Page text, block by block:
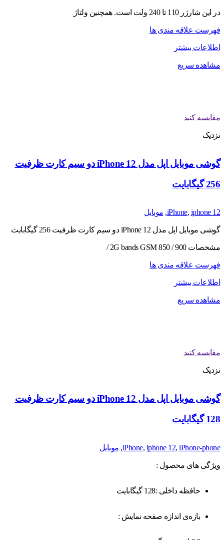
در این شارژر 110 تا 240 ولت است. همچنین ولتاژ
فهرست علاقه مندی ها
اطلاعات بیشتر
مشاهده سریع
مقایسه کنید
نزدیک
گوشی موبایل اپل مدل iPhone 12 دو سیم‌ کارت ظرفیت
256 گیگابایت
iPhone, iphone 12
, موبایل
گوشی موبایل اپل مدل iPhone 12 دو سیم‌ کارت ظرفیت 256 گیگابایت
مشخصات 2G bands GSM 850 / 900 /
فهرست علاقه مندی ها
اطلاعات بیشتر
مشاهده سریع
مقایسه کنید
نزدیک
گوشی موبایل اپل مدل iPhone 12 دو سیم‌ کارت ظرفیت
128 گیگابایت
iPhone, iphone 12, iPhone-phone
, موبایل
ویژگی های محصول :
حافظه داخلی :128 گیگابایت
بازه‌ی اندازه صفحه نمایش :